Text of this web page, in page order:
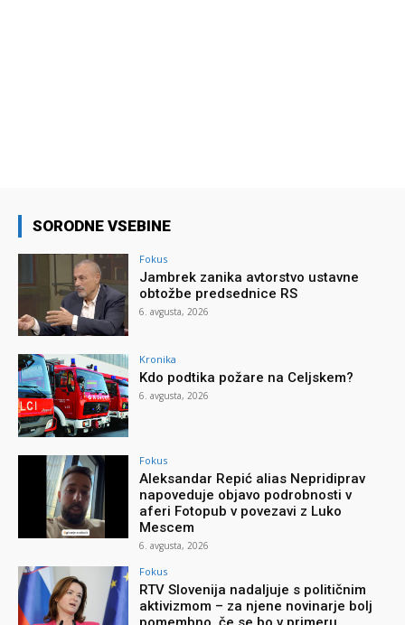
SORODNE VSEBINE
Fokus
Jambrek zanika avtorstvo ustavne
obtožbe predsednice RS
6. avgusta, 2026
Kronika
Kdo podtika požare na Celjskem?
6. avgusta, 2026
Fokus
Aleksandar Repić alias Nepridiprav
napoveduje objavo podrobnosti v
aferi Fotopub v povezavi z Luko
Mescem
6. avgusta, 2026
Fokus
RTV Slovenija nadaljuje s političnim
aktivizmom – za njene novinarje bolj